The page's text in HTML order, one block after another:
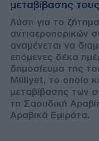
μεταβίβασης
Λύση για το
αντιαεροπορικών
αναμένεται να
επόμενες δέκα
δημοσίευμα της
Milliyet, το οποίο
μεταβίβασης των
τη Σαουδική
Αραβικά Εμιράτα.